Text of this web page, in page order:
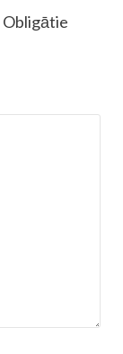
Obligātie